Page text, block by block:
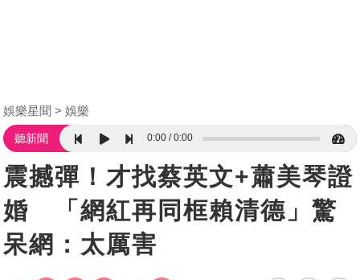
娛樂星聞 娛樂
聽新聞 0:00 0:00
震撼彈！才找蔡英文+蕭美琴證
婚 「網紅再同框賴清德」驚
呆網：太厲害